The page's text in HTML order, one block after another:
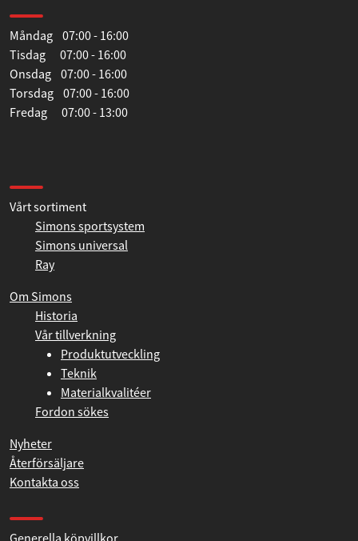
Onsdag 07:00 - 16:00
Torsdag 07:00 - 16:00
Fredag 07:00 - 13:00
Information
Simons universal
Ray
Om Simons
Historia
Vår tillverkning
Produktutveckling
Teknik
Materialkvalitéer
Fordon sökes
Nyheter
Återförsäljare
Kontakta oss
Produkthjälp och support
Generella köpvillkor
Byggtips